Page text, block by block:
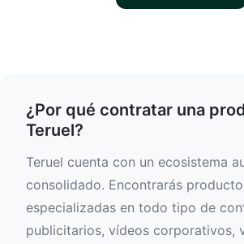
¿Por qué contratar una
Teruel?
Teruel cuenta con un ecosistema
consolidado. Encontrarás
especializadas en todo tipo de
publicitarios, vídeos corporativos,